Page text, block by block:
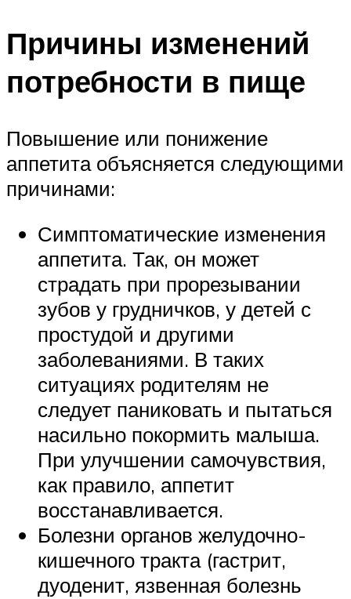
Причины изменений
потребности в пище
Повышение или понижение
аппетита объясняется следующими
причинами:
Симптоматические изменения
аппетита. Так, он может
страдать при прорезывании
зубов у грудничков, у детей с
простудой и другими
заболеваниями. В таких
ситуациях родителям не
следует паниковать и пытаться
насильно покормить малыша.
При улучшении самочувствия,
как правило, аппетит
восстанавливается.
Болезни органов желудочно-
кишечного тракта (гастрит,
дуоденит, язвенная болезнь